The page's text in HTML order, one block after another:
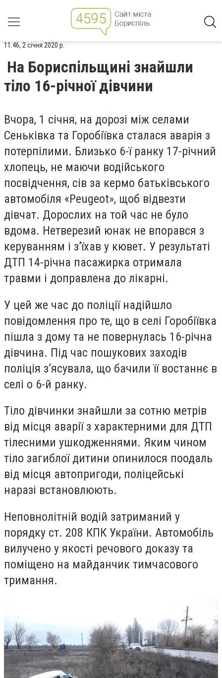
11:46, 2 січня 2020 р.
На Бориспільщині знайшли
тіло 16-річної дівчини
Вчора, 1 січня, на дорозі між селами
Сеньківка та Горобіївка сталася аварія з
потерпілими. Близько 6-ї ранку 17-річний
хлопець, не маючи водійського
посвідчення, сів за кермо батьківського
автомобіля «Peugeot», щоб відвезти
дівчат. Дорослих на той час не було
вдома. Нетверезий юнак не впорався з
керуванням і з’їхав у кювет. У результаті
ДТП 14-річна пасажирка отримала
травми і доправлена до лікарні.
У цей же час до поліції надійшло
повідомлення про те, що в селі Горобіївка
пішла з дому та не повернулась 16-річна
дівчина. Під час пошукових заходів
поліція з’ясувала, що бачили її востаннє в
селі о 6-й ранку.
Тіло дівчинки знайшли за сотню метрів
від місця аварії з характерними для ДТП
тілесними ушкодженнями. Яким чином
тіло загиблої дитини опинилося поодаль
від місця автопригоди, поліцейські
наразі встановлюють.
Неповнолітній водій затриманий у
порядку ст. 208 КПК України. Автомобіль
вилучено у якості речового доказу та
поміщено на майданчик тимчасового
тримання.